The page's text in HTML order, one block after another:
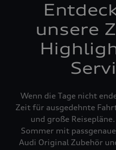
unsere
Wenn die Tage nicht
Zeit für ausgedehnte
und große
Sommer mit
Audi Original Zubehör